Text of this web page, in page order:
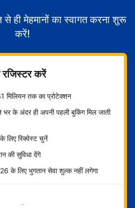
मेहमानों का स्वागत करना शुरू
करें!
रजिस्टर करें
मिलियन तक का प्रोटेक्शन
के अंदर ही अपनी पहली बुकिंग मिल जाती
लिए रिक्वेस्ट चुनें
की सुविधा देंगे
के लिए भुगतान सेवा शुल्क नहीं लगेगा
अभी शुरू करें